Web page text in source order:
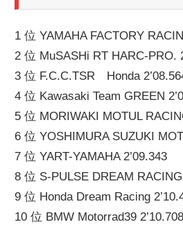
1 位 YAMAHA FACTORY
2 位 MuSASHi RT HARC-PRO.
3 位 F.C.C.TSR Honda
4 位 Kawasaki Team GREEN
5 位 MORIWAKI MOTUL
6 位 YOSHIMURA SUZUKI
7 位 YART-YAMAHA 2’09.343
8 位 S-PULSE DREAM
9 位 Honda Dream Racing
10 位 BMW Motorrad39 2’10.708